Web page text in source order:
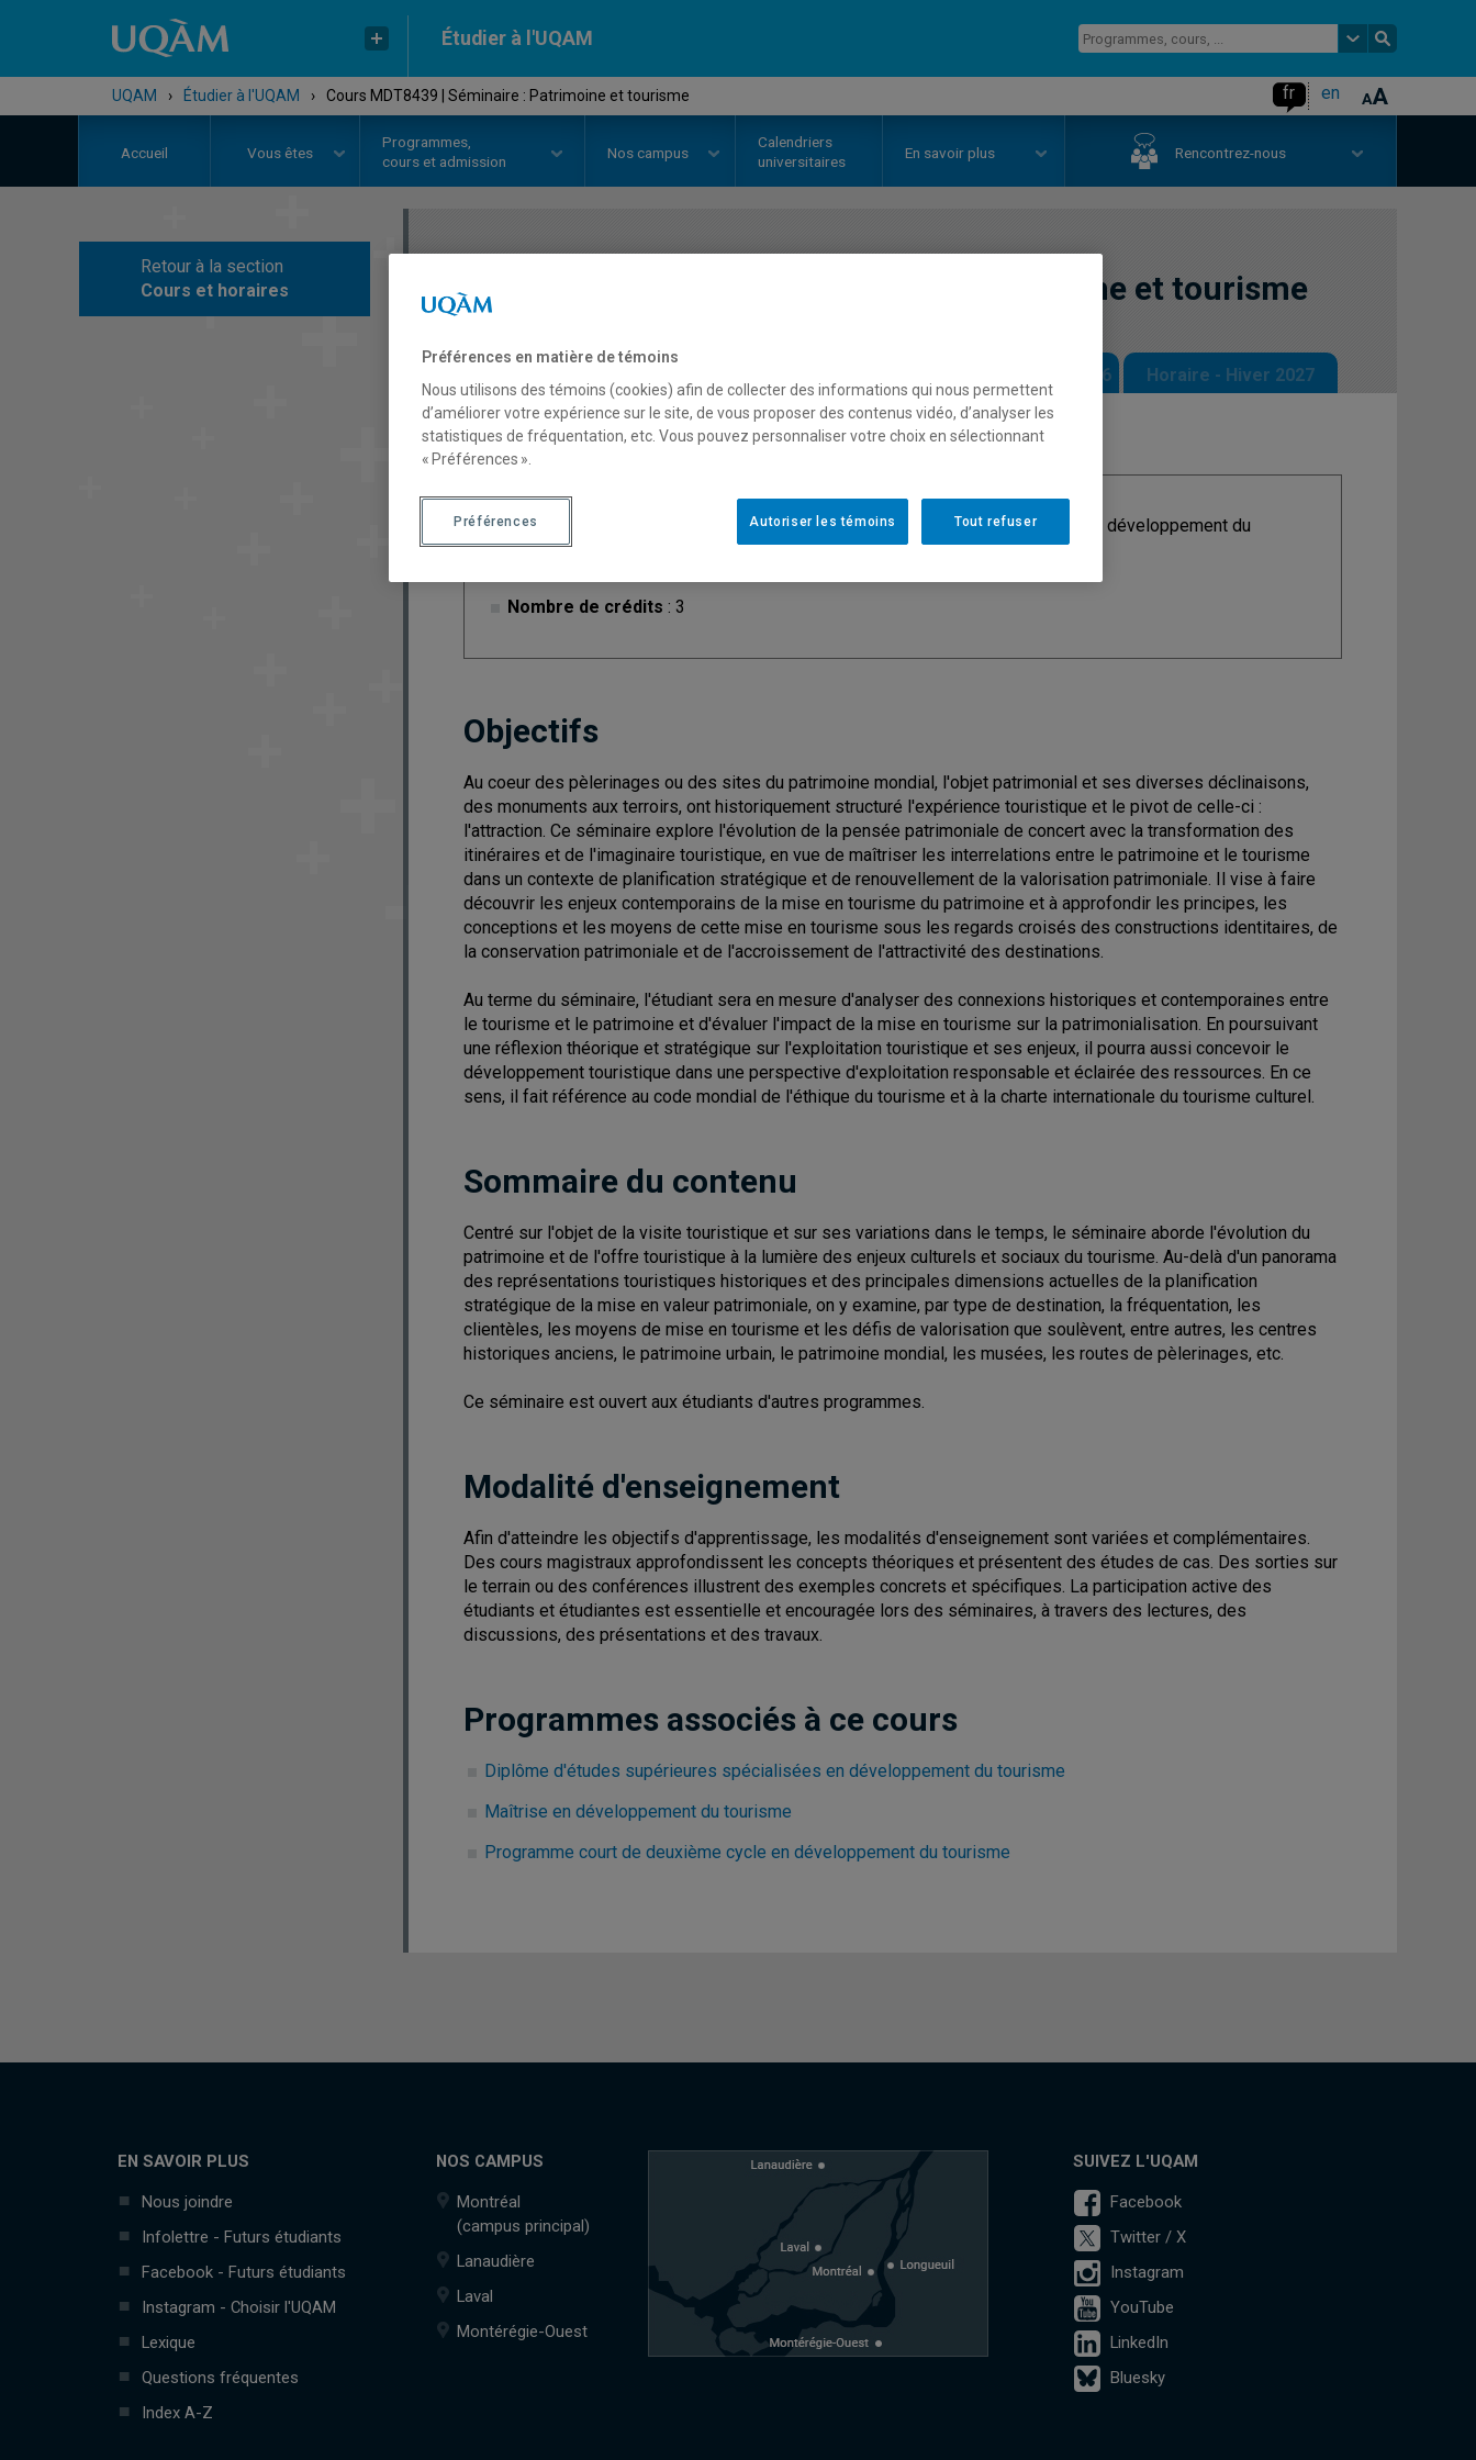
Étudier à l'UQAM
UQAM › Étudier à l'UQAM › Cours MDT8439 | Séminaire : Patrimoine et tourisme fr en
Accueil Vous êtes
Programmes,
cours et admission
Nos campus
Calendriers
universitaires
En savoir plus Rencontrez-nous
Retour à la section
Cours et horaires
COURS Séminaire : Patrimoine et tourisme
Horaire - Automne 2026 Horaire - Hiver 2027
Cycle
Nombre de crédits : 3
Discipline: Maîtrise en développement du
tourisme
Objectifs
Au coeur des pèlerinages ou des sites du patrimoine mondial, l'objet patrimonial et ses diverses déclinaisons,
des monuments aux terroirs, ont historiquement structuré l'expérience touristique et le pivot de celle-ci :
l'attraction. Ce séminaire explore l'évolution de la pensée patrimoniale de concert avec la transformation des
itinéraires et de l'imaginaire touristique, en vue de maîtriser les interrelations entre le patrimoine et le tourisme
dans un contexte de planification stratégique et de renouvellement de la valorisation patrimoniale. Il vise à faire
découvrir les enjeux contemporains de la mise en tourisme du patrimoine et à approfondir les principes, les
conceptions et les moyens de cette mise en tourisme sous les regards croisés des constructions identitaires, de
la conservation patrimoniale et de l'accroissement de l'attractivité des destinations.
Au terme du séminaire, l'étudiant sera en mesure d'analyser des connexions historiques et contemporaines entre
le tourisme et le patrimoine et d'évaluer l'impact de la mise en tourisme sur la patrimonialisation. En poursuivant
une réflexion théorique et stratégique sur l'exploitation touristique et ses enjeux, il pourra aussi concevoir le
développement touristique dans une perspective d'exploitation responsable et éclairée des ressources. En ce
sens, il fait référence au code mondial de l'éthique du tourisme et à la charte internationale du tourisme culturel.
Sommaire du contenu
Centré sur l'objet de la visite touristique et sur ses variations dans le temps, le séminaire aborde l'évolution du
patrimoine et de l'offre touristique à la lumière des enjeux culturels et sociaux du tourisme. Au-delà d'un panorama
des représentations touristiques historiques et des principales dimensions actuelles de la planification
stratégique de la mise en valeur patrimoniale, on y examine, par type de destination, la fréquentation, les
clientèles, les moyens de mise en tourisme et les défis de valorisation que soulèvent, entre autres, les centres
historiques anciens, le patrimoine urbain, le patrimoine mondial, les musées, les routes de pèlerinages, etc.
Ce séminaire est ouvert aux étudiants d'autres programmes.
Modalité d'enseignement
Afin d'atteindre les objectifs d'apprentissage, les modalités d'enseignement sont variées et complémentaires.
Des cours magistraux approfondissent les concepts théoriques et présentent des études de cas. Des sorties sur
le terrain ou des conférences illustrent des exemples concrets et spécifiques. La participation active des
étudiants et étudiantes est essentielle et encouragée lors des séminaires, à travers des lectures, des
discussions, des présentations et des travaux.
Programmes associés à ce cours
Diplôme d'études supérieures spécialisées en développement du tourisme
Maîtrise en développement du tourisme
Programme court de deuxième cycle en développement du tourisme
EN SAVOIR PLUS
Nous joindre
Infolettre - Futurs étudiants
Facebook - Futurs étudiants
Instagram - Choisir l'UQAM
Lexique
Questions fréquentes
Index A-Z
NOS CAMPUS
Montréal
(campus principal)
Lanaudière
Laval
Montérégie-Ouest
SUIVEZ L'UQAM
Facebook
Twitter / X
Instagram
YouTube
LinkedIn
Bluesky
Préférences en matière de témoins
Nous utilisons des témoins (cookies) afin de collecter des informations qui nous permettent
d’améliorer votre expérience sur le site, de vous proposer des contenus vidéo, d’analyser les
statistiques de fréquentation, etc. Vous pouvez personnaliser votre choix en sélectionnant
« Préférences ».
Tout refuser
Autoriser les témoins
Préférences